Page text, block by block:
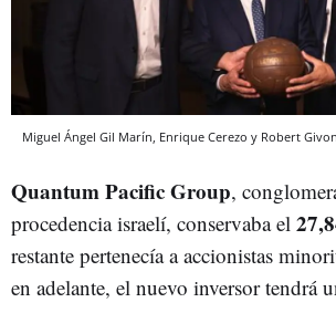
Miguel Ángel Gil Marín, Enrique Cerezo y Robert
Quantum Pacific Group,
procedencia israelí, conservaba el
restante pertenecía a accionistas
en adelante, el nuevo inversor tendrá